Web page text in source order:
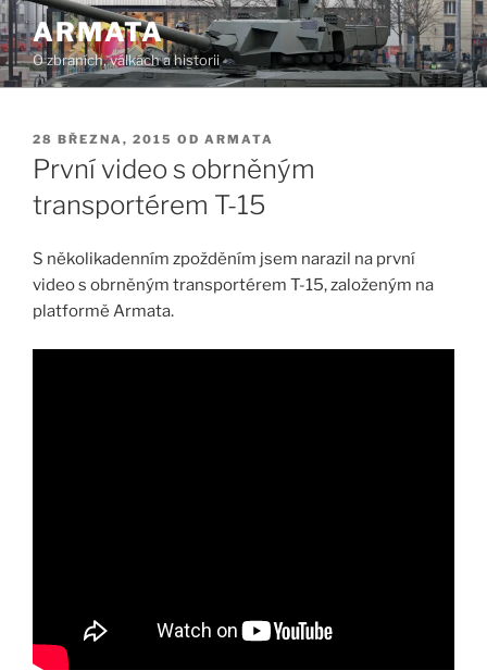
Přejít
k
obsahu
webu
ARMATA
O zbraních, válkách a historii
PUBLIKOVÁNO
28 BŘEZNA, 2015 OD ARMATA
První video s obrněným
transportérem T-15
S několikadenním zpožděním jsem narazil na první
video s obrněným transportérem T-15, založeným na
platformě Armata.